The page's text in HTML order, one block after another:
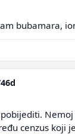
bubamara,
cenzus koji